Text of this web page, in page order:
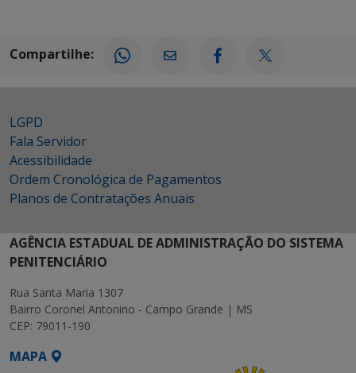
Compartilhe:
LGPD
Fala Servidor
Acessibilidade
Ordem Cronológica de Pagamentos
Planos de Contratações Anuais
AGÊNCIA ESTADUAL DE ADMINISTRAÇÃO DO SISTEMA
PENITENCIÁRIO
Rua Santa Maria 1307
Bairro Coronel Antonino - Campo Grande | MS
CEP: 79011-190
MAPA